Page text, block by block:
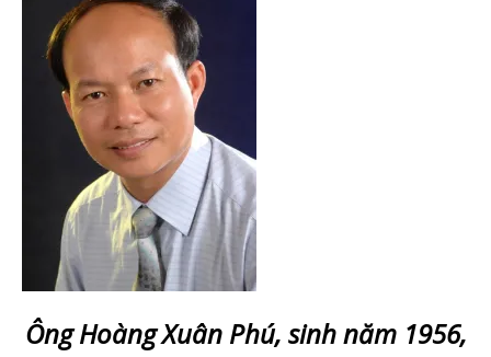
Ông Hoàng Xuân Phú, sinh năm 1956,